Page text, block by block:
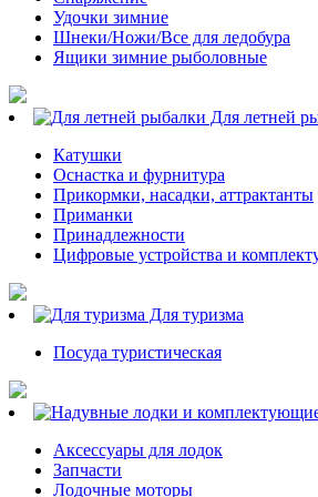
Удочки зимние
Шнеки/Ножи/Все для ледобура
Ящики зимние рыболовные
Для летней
Катушки
Оснастка и фурнитура
Прикормки, насадки, аттрактанты
Приманки
Принадлежности
Цифровые устройства и
Для туризма
Посуда туристическая
Аксессуары для лодок
Запчасти
Лодочные моторы